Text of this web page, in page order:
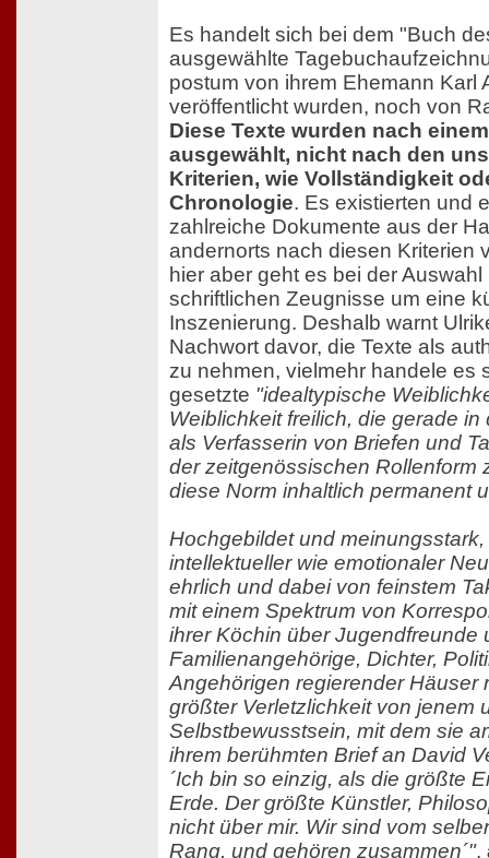
Es handelt sich bei dem "Buch
ausgewählte
postum von ihrem Ehemann Karl
veröffentlicht wurden, noch von
Diese Texte wurden nach
ausgewählt, nicht nach den
Kriterien, wie Vollständigkeit
Chronologie. Es existierten und
zahlreiche Dokumente aus der
andernorts nach diesen Kriterien
hier aber geht es bei der
schriftlichen Zeugnisse um eine
Inszenierung. Deshalb warnt
Nachwort davor, die Texte als
zu nehmen, vielmehr handele es
gesetzte "idealtypische
Weiblichkeit freilich, die gerade
als Verfasserin von Briefen und
der zeitgenössischen Rollenform
diese Norm inhaltlich permanent
Hochgebildet und
intellektueller wie emotionaler
ehrlich und dabei von feinstem
mit einem Spektrum von
ihrer Köchin über Jugendfreunde
Familienangehörige, Dichter,
Angehörigen regierender Häuser
größter Verletzlichkeit von jenem
Selbstbewusstsein, mit dem sie
ihrem berühmten Brief an David
´Ich bin so einzig, als die größte
Erde. Der größte Künstler,
nicht über mir. Wir sind vom
Rang, und gehören zusammen´",